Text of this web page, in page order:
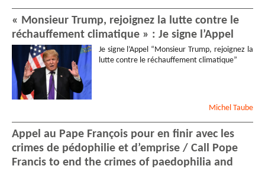
Philippe
Jo LINDOR
Jocelyne PRIORESCHI
Franck SOLAN -Monsieur
Luc SAUCIER -M.-
Calligraphe
Mathilde
DERANCOURT
Marie-Laure LE GALL
Claudine
BEIGEL
Citoyenne En Colère
« Monsieur Trump, rejoignez la lutte contre le
réchauffement climatique » : Je signe l’Appel
Je signe l’Appel “Monsieur Trump, rejoignez la
lutte contre le réchauffement climatique”
Michel Taube
Appel au Pape François pour en finir avec les
crimes de pédophilie et d’emprise / Call Pope
Francis to end the crimes of paedophilia and